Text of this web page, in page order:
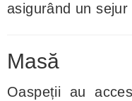
asigurând un
Masă
Oaspeții au